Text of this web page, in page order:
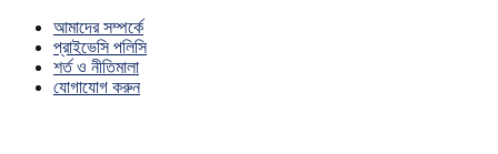
আমাদের সম্পর্কে
প্রাইভেসি পলিসি
শর্ত ও নীতিমালা
যোগাযোগ করুন